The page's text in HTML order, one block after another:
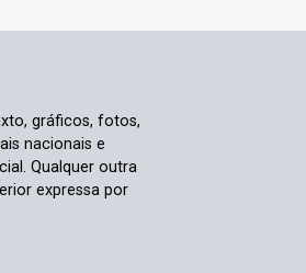
gráficos, fotos,
nacionais e
Qualquer outra
expressa por